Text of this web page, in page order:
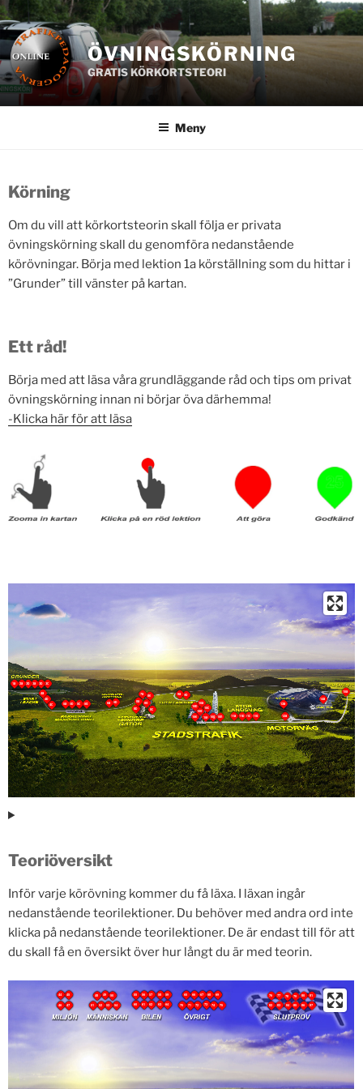
Hoppa
till
innehåll
ÖVNINGSKÖRNING
GRATIS KÖRKORTSTEORI
Meny
Körning
Om du vill att körkortsteorin skall följa er privata
övningskörning skall du genomföra nedanstående
körövningar. Börja med lektion 1a körställning som du hittar i
”Grunder” till vänster på kartan.
Ett råd!
Börja med att läsa våra grundläggande råd och tips om privat
övningskörning innan ni börjar öva därhemma!
-Klicka här för att läsa
5c
15a
14a
13a
12a
11d
11c
11b
11a
10h
10g
10f
10e
10d
10c
10b
10a
9b
9a
8e
8d
8c
8b
8a
7a
6b
6a
5d
5b
5a
4c
4b
4a
3c
3b
3a
2b
2a
1a
Teoriöversikt
Inför varje körövning kommer du få läxa. I läxan ingår
nedanstående teorilektioner. Du behöver med andra ord inte
klicka på nedanstående teorilektioner. De är endast till för att
du skall få en översikt över hur långt du är med teorin.
76 77 78 79 80
81
82
83 84 86 87
85
68
65
70 71 74
73
72
53
66 69
54
67
63
52
51
49 50
48 56
55 57 58
59
60
61 62 64
47
44 45
46 75
54
69
53
66
72 73 74
71
70
65 68
67
63
52
51
49 50
48
47
46
45
44
64
62
61
60
59
58
57
55 56